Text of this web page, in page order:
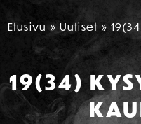
Etusivu » Uutiset »
19(34)